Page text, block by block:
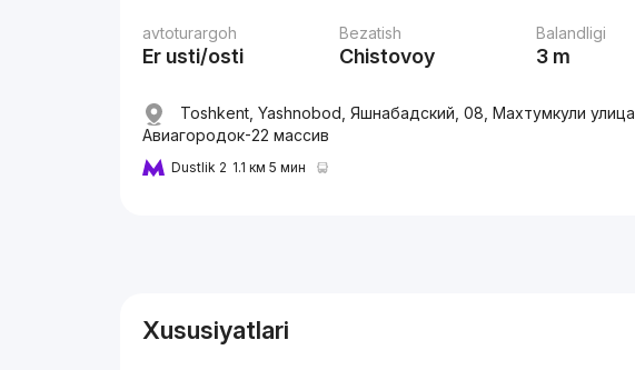
avtoturargoh
Er usti/osti
Bezatish
Chistovoy
Balandligi
3 m
Toshkent, Yashnobod, Яшнабадский, 08, Махтумкули улица,
Авиагородок-22 массив
Dustlik 2 1.1 км 5 мин
Xususiyatlari